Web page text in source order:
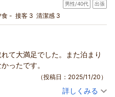
応させていただきます。
用いただければ幸いでござい
（返信日：2025/12/16）
食バイキング！観光・お仕事の前に
シングル 朝のみ
あたり/税込)
泊いただき、誠にありがとう
してありがとうございます。
スタッフ一同大変嬉しく思っ
男性/40代 出張
食 - 接客 3 清潔感 3
て大満足でした。また泊まり
ったです。
（投稿日：2025/11/20）
詳しくみる